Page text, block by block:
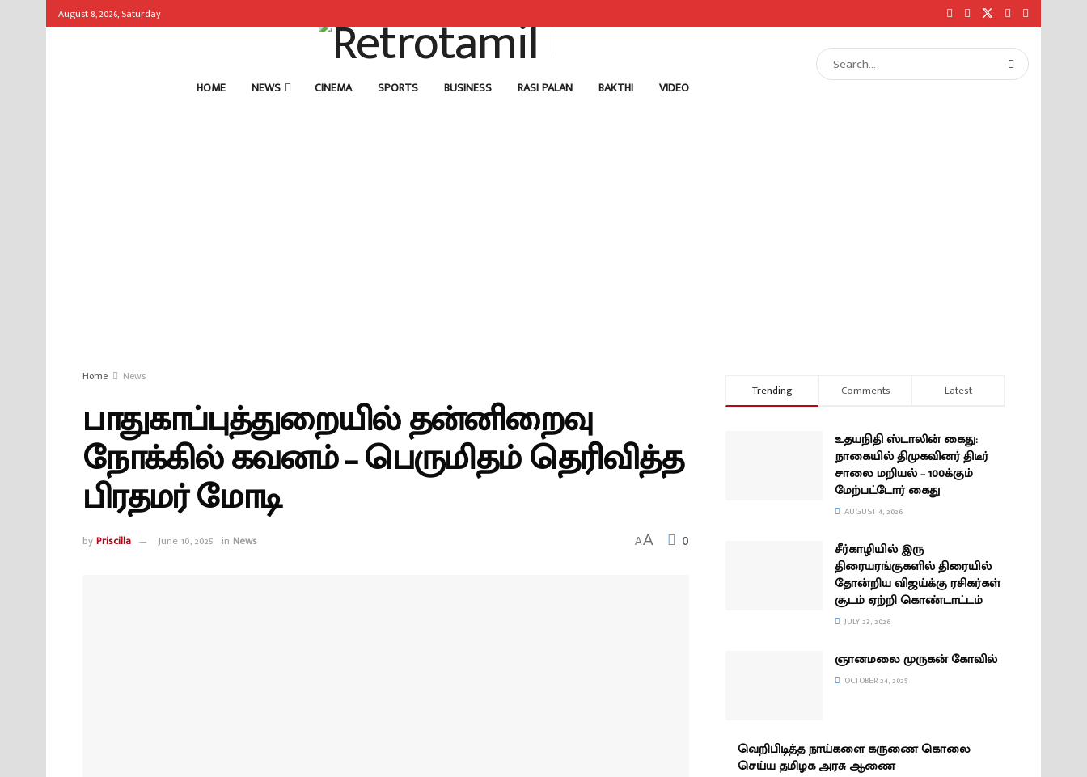
August 8, 2026, Saturday
HOME NEWS CINEMA SPORTS BUSINESS RASI PALAN BAKTHI VIDEO
Home News
பாதுகாப்புத்துறையில் தன்னிறைவு
நோக்கில் கவனம் – பெருமிதம் தெரிவித்த
பிரதமர் மோடி
byPriscilla June 10, 2025 in News AA 0
Trending Comments Latest
உதயநிதி ஸ்டாலின் கைது:
நாகையில் திமுகவினர் திடீர்
சாலை மறியல் – 100க்கும்
மேற்பட்டோர் கைது
AUGUST 4, 2026
சீர்காழியில் இரு
திரையரங்குகளில் திரையில்
தோன்றிய விஜய்க்கு ரசிகர்கள்
சூடம் ஏற்றி கொண்டாட்டம்
JULY 23, 2026
ஞானமலை முருகன் கோவில்
OCTOBER 24, 2025
வெறிபிடித்த நாய்களை கருணை கொலை
செய்ய தமிழக அரசு ஆணை